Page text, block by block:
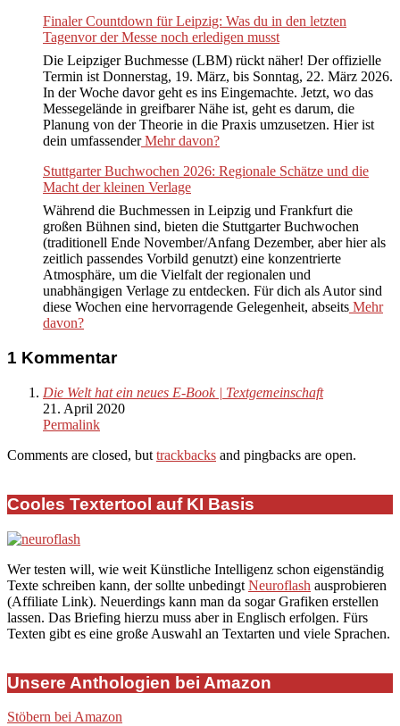
Finaler Countdown für Leipzig: Was du in den letzten
Tagenvor der Messe noch erledigen musst
Die Leipziger Buchmesse (LBM) rückt näher! Der offizielle
Termin ist Donnerstag, 19. März, bis Sonntag, 22. März 2026.
In der Woche davor geht es ins Eingemachte. Jetzt, wo das
Messegelände in greifbarer Nähe ist, geht es darum, die
Planung von der Theorie in die Praxis umzusetzen. Hier ist
dein umfassenderMehr davon?
Stuttgarter Buchwochen 2026: Regionale Schätze und die
Macht der kleinen Verlage
Während die Buchmessen in Leipzig und Frankfurt die
großen Bühnen sind, bieten die Stuttgarter Buchwochen
(traditionell Ende November/Anfang Dezember, aber hier als
zeitlich passendes Vorbild genutzt) eine konzentrierte
Atmosphäre, um die Vielfalt der regionalen und
unabhängigen Verlage zu entdecken. Für dich als Autor sind
diese Wochen eine hervorragende Gelegenheit, abseits Mehr
davon?
2019-
10-
1 Kommentar
Die Welt hat ein neues E-Book | Textgemeinschaft
21. April 2020
Permalink
Comments are closed, but trackbacks and pingbacks are open.
Cooles Textertool auf KI Basis
Wer testen will, wie weit Künstliche Intelligenz schon eigenständig
Texte schreiben kann, der sollte unbedingt Neuroflash ausprobieren
(Affiliate Link). Neuerdings kann man da sogar Grafiken erstellen
lassen. Das Briefing hierzu muss aber in Englisch erfolgen. Fürs
Texten gibt es eine große Auswahl an Textarten und viele Sprachen.
Unsere Anthologien bei Amazon
Stöbern bei Amazon